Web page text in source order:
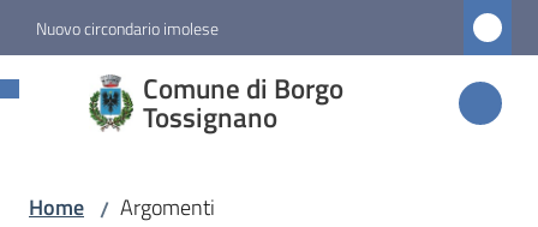
Vai al contenuto
Vai alla navigazione
Vai al footer
Nuovo circondario imolese
Comune di Borgo
Tossignano
Comune di
Borgo
Home / Argomenti